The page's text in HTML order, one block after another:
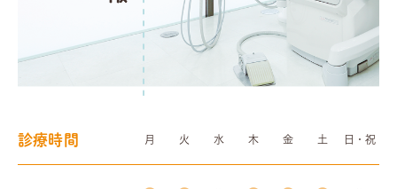
診療時間 月 火 水 木 金 土 日・祝